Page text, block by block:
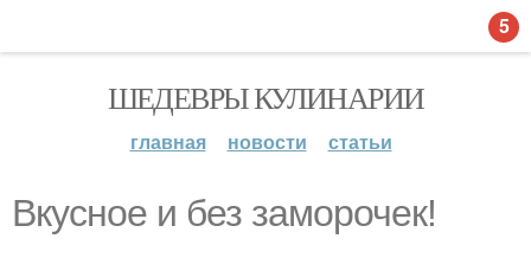
ШЕДЕВРЫ КУЛИНАРИИ
главная новости статьи
Вкусное и без заморочек!
5